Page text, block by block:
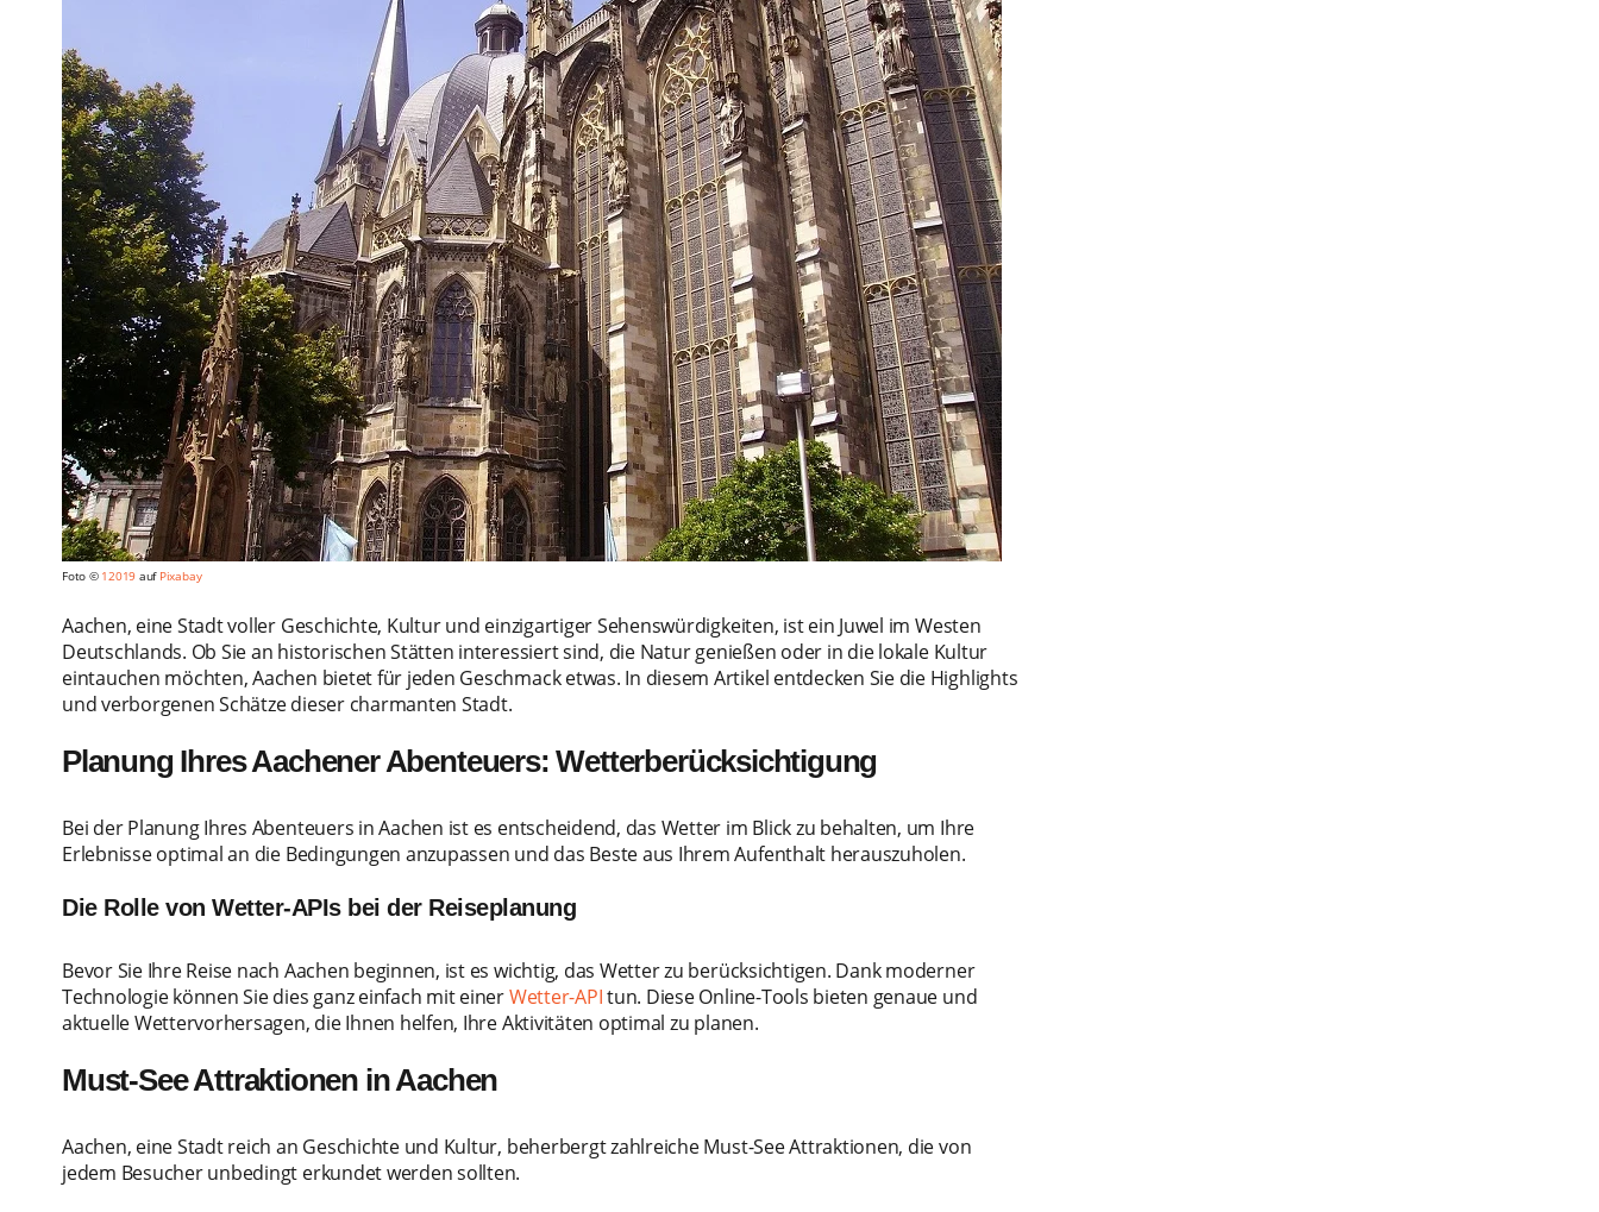
Foto © 12019 auf Pixabay
Aachen, eine Stadt voller Geschichte, Kultur und einzigartiger Sehenswürdigkeiten, ist ein Juwel im Westen
Deutschlands. Ob Sie an historischen Stätten interessiert sind, die Natur genießen oder in die lokale Kultur
eintauchen möchten, Aachen bietet für jeden Geschmack etwas. In diesem Artikel entdecken Sie die Highlights
und verborgenen Schätze dieser charmanten Stadt.
Planung Ihres Aachener Abenteuers: Wetterberücksichtigung
Bei der Planung Ihres Abenteuers in Aachen ist es entscheidend, das Wetter im Blick zu behalten, um Ihre
Erlebnisse optimal an die Bedingungen anzupassen und das Beste aus Ihrem Aufenthalt herauszuholen.
Die Rolle von Wetter-APIs bei der Reiseplanung
Bevor Sie Ihre Reise nach Aachen beginnen, ist es wichtig, das Wetter zu berücksichtigen. Dank moderner
Technologie können Sie dies ganz einfach mit einerWetter-APItun. Diese Online-Tools bieten genaue und
aktuelle Wettervorhersagen, die Ihnen helfen, Ihre Aktivitäten optimal zu planen.
Must-See Attraktionen in Aachen
Aachen, eine Stadt reich an Geschichte und Kultur, beherbergt zahlreiche Must-See Attraktionen, die von
jedem Besucher unbedingt erkundet werden sollten.